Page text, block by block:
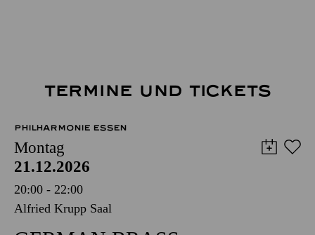
TERMINE UND TICKETS
PHILHARMONIE ESSEN
Montag
21.12.2026
20:00 - 22:00
Alfried Krupp Saal